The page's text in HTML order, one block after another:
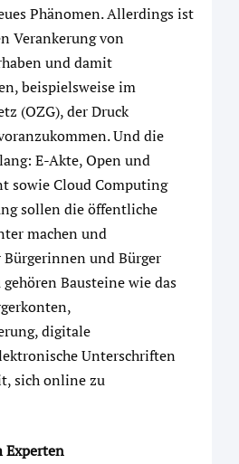
Phänomen. Allerdings ist
Verankerung von
und damit
beispielsweise im
(OZG), der Druck
Und die
E-Akte, Open und
sowie Cloud Computing
sollen die öffentliche
machen und
Bürgerinnen und Bürger
Bausteine wie das
digitale
Unterschriften
sich online zu
Experten